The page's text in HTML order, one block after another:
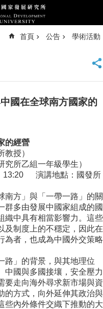
首頁 公告 學術活動
國在全球南方國家的
的經營
授）
所乙組一年級學生）
13:20 演講地點：國發所
南方」與「一帶一路」的關
群多由發展中國家組成的國
織中具有相當影響力。這些
及制度上的不穩定，因此在
為者，也成為中國外交策略
路」的背景，與其地理位
中國與多國接壤，安全壓力
要走向海外尋求新市場與資
的方式，向外延伸其政治與
些內外條件交織下推動的大